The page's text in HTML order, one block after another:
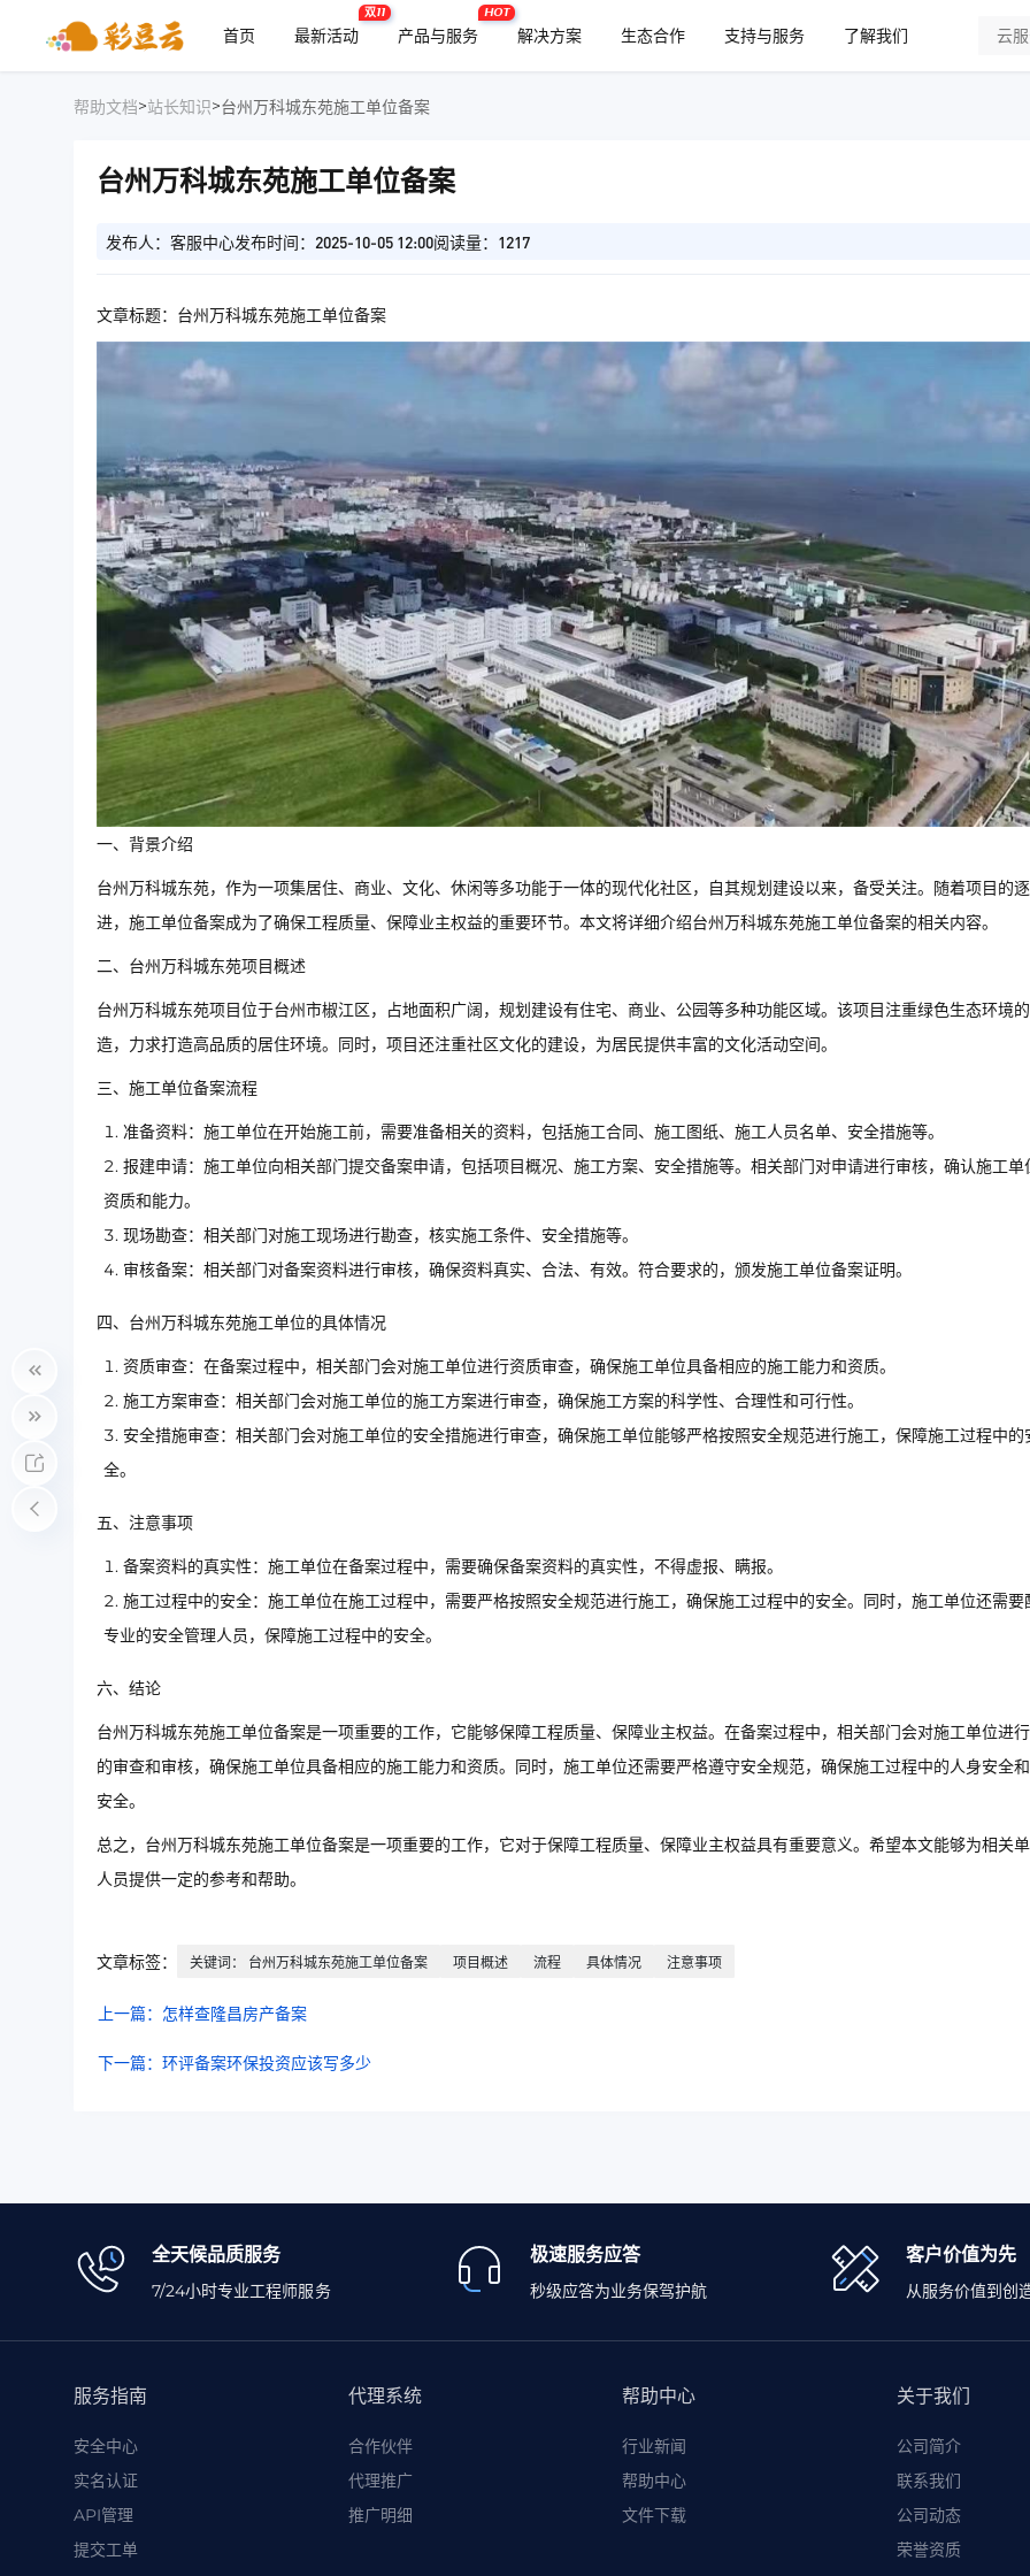
首页 最新活动
双11
产品与服务
HOT
解决方案 生态合作 支持与服务 了解我们
帮助文档>站长知识>台州万科城东苑施工单位备案
台州万科城东苑施工单位备案
发布人：客服中心发布时间：2025-10-05 12:00阅读量：1217
文章标题：台州万科城东苑施工单位备案
一、背景介绍
台州万科城东苑，作为一项集居住、商业、文化、休闲等多功能于一体的现代化社区，自其规划建设以来，备受关注。随着项目的
进，施工单位备案成为了确保工程质量、保障业主权益的重要环节。本文将详细介绍台州万科城东苑施工单位备案的相关内容。
二、台州万科城东苑项目概述
台州万科城东苑项目位于台州市椒江区，占地面积广阔，规划建设有住宅、商业、公园等多种功能区域。该项目注重绿色生态环境
造，力求打造高品质的居住环境。同时，项目还注重社区文化的建设，为居民提供丰富的文化活动空间。
三、施工单位备案流程
准备资料：施工单位在开始施工前，需要准备相关的资料，包括施工合同、施工图纸、施工人员名单、安全措施等。
报建申请：施工单位向相关部门提交备案申请，包括项目概况、施工方案、安全措施等。相关部门对申请进行审核，确认施工单
资质和能力。
现场勘查：相关部门对施工现场进行勘查，核实施工条件、安全措施等。
审核备案：相关部门对备案资料进行审核，确保资料真实、合法、有效。符合要求的，颁发施工单位备案证明。
四、台州万科城东苑施工单位的具体情况
资质审查：在备案过程中，相关部门会对施工单位进行资质审查，确保施工单位具备相应的施工能力和资质。
施工方案审查：相关部门会对施工单位的施工方案进行审查，确保施工方案的科学性、合理性和可行性。
安全措施审查：相关部门会对施工单位的安全措施进行审查，确保施工单位能够严格按照安全规范进行施工，保障施工过程中的
全。
五、注意事项
备案资料的真实性：施工单位在备案过程中，需要确保备案资料的真实性，不得虚报、瞒报。
施工过程中的安全：施工单位在施工过程中，需要严格按照安全规范进行施工，确保施工过程中的安全。同时，施工单位还需要
专业的安全管理人员，保障施工过程中的安全。
六、结论
台州万科城东苑施工单位备案是一项重要的工作，它能够保障工程质量、保障业主权益。在备案过程中，相关部门会对施工单位进
的审查和审核，确保施工单位具备相应的施工能力和资质。同时，施工单位还需要严格遵守安全规范，确保施工过程中的人身安全
安全。
总之，台州万科城东苑施工单位备案是一项重要的工作，它对于保障工程质量、保障业主权益具有重要意义。希望本文能够为相关
人员提供一定的参考和帮助。
文章标签： 关键词： 台州万科城东苑施工单位备案 项目概述 流程 具体情况 注意事项
上一篇：怎样查隆昌房产备案
下一篇：环评备案环保投资应该写多少
全天候品质服务
7/24小时专业工程师服务
极速服务应答
秒级应答为业务保驾护航
客户价值为先
从服务价值到创
服务指南
安全中心
实名认证
API管理
提交工单
代理系统
合作伙伴
代理推广
推广明细
帮助中心
行业新闻
帮助中心
文件下载
关于我们
公司简介
联系我们
公司动态
荣誉资质